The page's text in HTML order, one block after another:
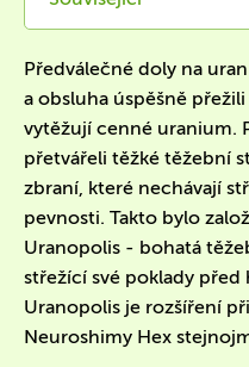
Předválečné doly na
a obsluha úspěšně
vytěžují cenné uranium.
přetvářeli těžké těžební
zbraní, které nechávají
pevnosti. Takto bylo
Uranopolis - bohatá
střežící své poklady před
Uranopolis je rozšíření
Neuroshimy Hex